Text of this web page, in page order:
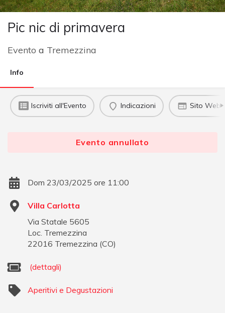
Pic nic di primavera
Evento a Tremezzina
Info
Iscriviti all'Evento Indicazioni Sito Web
Evento annullato
Dom 23/03/2025 ore 11:00
Villa Carlotta
Via Statale 5605
Loc. Tremezzina
22016 Tremezzina (CO)
(dettagli)
Aperitivi e Degustazioni